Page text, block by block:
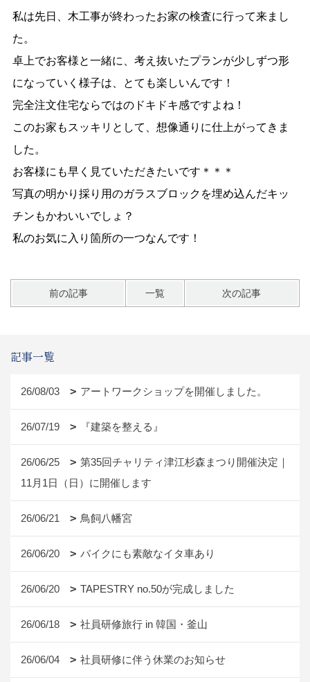
私は先日、木工事が終わったお家の検査に行って来まし
た。
卓上でお客様と一緒に、考え抜いたプランが少しずつ形
になっていく様子は、とても楽しいんです！
完全注文住宅ならではのドキドキ感ですよね！
このお家もスッキリとして、想像通りに仕上がってきま
した。
お客様にも早く見ていただきたいです＊＊＊
写真の明かり採り用のガラスブロックを埋め込んだキッ
チンもかわいいでしょ？
私のお気に入り箇所の一つなんです！
前の記事 一覧 次の記事
記事一覧
26/08/03 アートワークショップを開催しました。
26/07/19 『建築を整える』
26/06/25
第35回チャリティ津江杉森まつり開催決定｜
11月1日（日）に開催します
26/06/21 鳥飼八幡宮
26/06/20 バイクにも素敵なイタ車あり
26/06/20 TAPESTRY no.50が完成しました
26/06/18 社員研修旅行 in 韓国・釜山
26/06/04 社員研修に伴う休業のお知らせ